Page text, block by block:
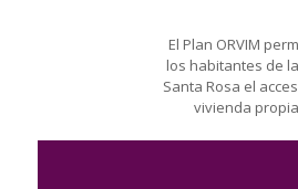
El Plan ORVIM
los habitantes de
Santa Rosa el
vivienda